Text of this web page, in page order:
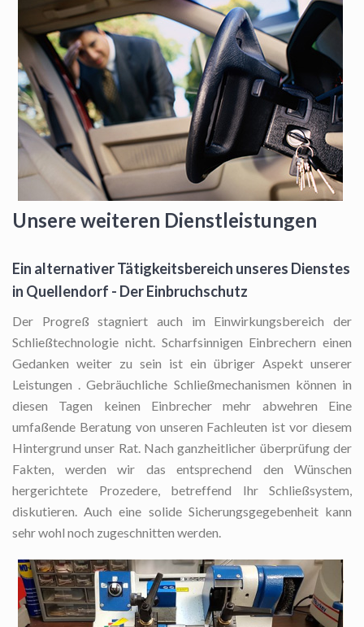
Unsere weiteren Dienstleistungen
Ein alternativer Tätigkeitsbereich unseres Dienstes
in Quellendorf - Der Einbruchschutz
Der Progreß stagniert auch im Einwirkungsbereich der
Schließtechnologie nicht. Scharfsinnigen Einbrechern einen
Gedanken weiter zu sein ist ein übriger Aspekt unserer
Leistungen . Gebräuchliche Schließmechanismen können in
diesen Tagen keinen Einbrecher mehr abwehren Eine
umfaßende Beratung von unseren Fachleuten ist vor diesem
Hintergrund unser Rat. Nach ganzheitlicher überprüfung der
Fakten, werden wir das entsprechend den Wünschen
hergerichtete Prozedere, betreffend Ihr Schließsystem,
diskutieren. Auch eine solide Sicherungsgegebenheit kann
sehr wohl noch zugeschnitten werden.